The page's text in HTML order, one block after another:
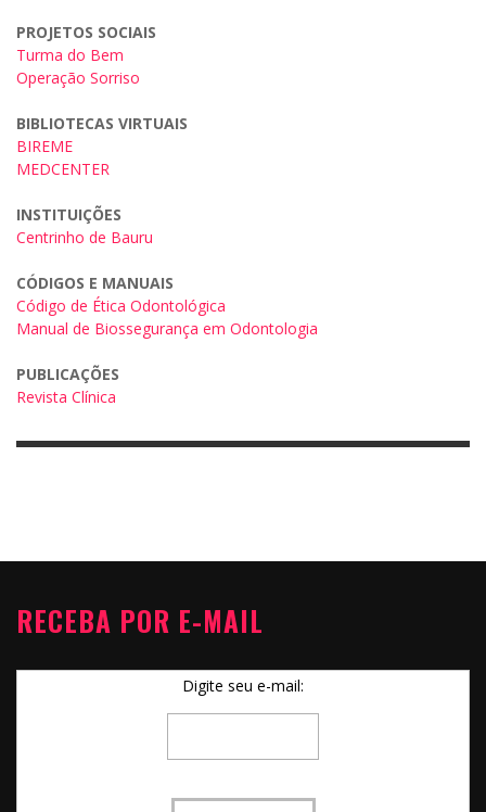
PROJETOS SOCIAIS
Turma do Bem
Operação Sorriso
BIBLIOTECAS VIRTUAIS
BIREME
MEDCENTER
INSTITUIÇÕES
Centrinho de Bauru
CÓDIGOS E MANUAIS
Código de Ética Odontológica
Manual de Biossegurança em Odontologia
PUBLICAÇÕES
Revista Clínica
RECEBA POR E-MAIL
Digite seu e-mail: